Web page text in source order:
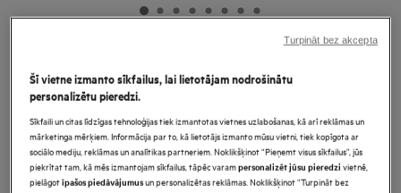
7000.sērijas „SaphirMatt®“
SenseBoil Iebūvējama Indukcijas
plīts virsma 60 cm
Ražojuma informācijas lapa
Šī vietne izmanto sīkfailus, lai lietotājam nodrošinātu
personalizētu pieredzi.
Sīkfaili un citas līdzīgas tehnoloģijas tiek izmantotas vietnes uzlabošanas, kā arī reklāmas un
mārketinga mērķiem. Informācija par to, kā lietotājs izmanto mūsu vietni, tiek kopīgota ar
sociālo mediju, reklāmas un analītikas partneriem. Noklikšķinot “Pieņemt visus sīkfailus”, jūs
piekrītat tam, kā mēs izmantojam sīkfailus, tāpēc varampersonalizēt jūsu pieredzivietnē,
pielāgotīpašos piedāvājumusun personalizētas reklāmas. Noklikšķinot “Turpināt bez
Turpināt bez akcepta